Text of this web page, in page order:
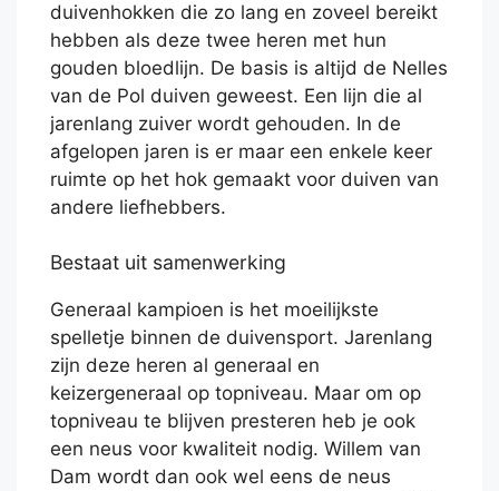
duivenhokken die zo lang en zoveel bereikt
hebben als deze twee heren met hun
gouden bloedlijn. De basis is altijd de Nelles
van de Pol duiven geweest. Een lijn die al
jarenlang zuiver wordt gehouden. In de
afgelopen jaren is er maar een enkele keer
ruimte op het hok gemaakt voor duiven van
andere liefhebbers.
Bestaat uit samenwerking
Generaal kampioen is het moeilijkste
spelletje binnen de duivensport. Jarenlang
zijn deze heren al generaal en
keizergeneraal op topniveau. Maar om op
topniveau te blijven presteren heb je ook
een neus voor kwaliteit nodig. Willem van
Dam wordt dan ook wel eens de neus